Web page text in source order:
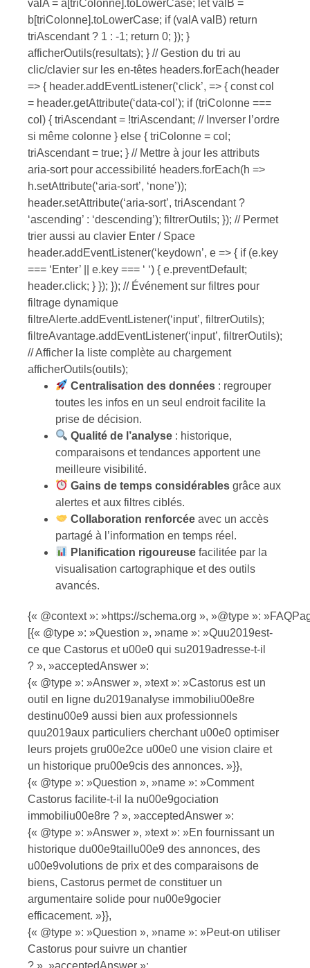
valA = a[triColonne].toLowerCase; let valB =
b[triColonne].toLowerCase; if (valA valB) return
triAscendant ? 1 : -1; return 0; }); }
afficherOutils(resultats); } // Gestion du tri au
clic/clavier sur les en-têtes headers.forEach(header
=> { header.addEventListener(‘click’, => { const col
= header.getAttribute(‘data-col’); if (triColonne ===
col) { triAscendant = !triAscendant; // Inverser l’ordre
si même colonne } else { triColonne = col;
triAscendant = true; } // Mettre à jour les attributs
aria-sort pour accessibilité headers.forEach(h =>
h.setAttribute(‘aria-sort’, ‘none’));
header.setAttribute(‘aria-sort’, triAscendant ?
‘ascending’ : ‘descending’); filtrerOutils; }); // Permet
trier aussi au clavier Enter / Space
header.addEventListener(‘keydown’, e => { if (e.key
=== ‘Enter’ || e.key === ‘ ‘) { e.preventDefault;
header.click; } }); }); // Événement sur filtres pour
filtrage dynamique
filtreAlerte.addEventListener(‘input’, filtrerOutils);
filtreAvantage.addEventListener(‘input’, filtrerOutils);
// Afficher la liste complète au chargement
afficherOutils(outils);
Centralisation des données : regrouper
toutes les infos en un seul endroit facilite la
prise de décision.
Qualité de l’analyse : historique,
comparaisons et tendances apportent une
meilleure visibilité.
Gains de temps considérables grâce aux
alertes et aux filtres ciblés.
Collaboration renforcée avec un accès
partagé à l’information en temps réel.
Planification rigoureuse facilitée par la
visualisation cartographique et des outils
avancés.
{« @context »: »https://schema.org », »@type »:
[{« @type »: »Question », »name »: »Quu2019est-
ce que Castorus et u00e0 qui su2019adresse-t-il
? », »acceptedAnswer »:
{« @type »: »Answer », »text »: »Castorus est un
outil en ligne du2019analyse immobiliu00e8re
destinu00e9 aussi bien aux professionnels
quu2019aux particuliers cherchant u00e0 optimiser
leurs projets gru00e2ce u00e0 une vision claire et
un historique pru00e9cis des annonces. »}},
{« @type »: »Question », »name »: »Comment
Castorus facilite-t-il la nu00e9gociation
immobiliu00e8re ? », »acceptedAnswer »:
{« @type »: »Answer », »text »: »En fournissant un
historique du00e9taillu00e9 des annonces, des
u00e9volutions de prix et des comparaisons de
biens, Castorus permet de constituer un
argumentaire solide pour nu00e9gocier
efficacement. »}},
{« @type »: »Question », »name »: »Peut-on utiliser
Castorus pour suivre un chantier
? », »acceptedAnswer »: